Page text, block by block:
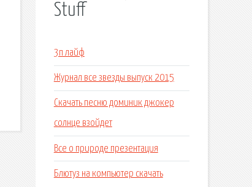
Stuff
3п лайф
Журнал все звезды выпуск 2015
Скачать песню доминик джокер
солнце взойдет
Все о природе презентация
Блютуз на компьютер скачать